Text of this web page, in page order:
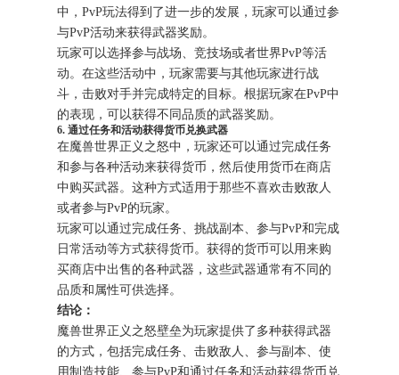
中，PvP玩法得到了进一步的发展，玩家可以通过参
与PvP活动来获得武器奖励。
玩家可以选择参与战场、竞技场或者世界PvP等活
动。在这些活动中，玩家需要与其他玩家进行战
斗，击败对手并完成特定的目标。根据玩家在PvP中
的表现，可以获得不同品质的武器奖励。
6. 通过任务和活动获得货币兑换武器
在魔兽世界正义之怒中，玩家还可以通过完成任务
和参与各种活动来获得货币，然后使用货币在商店
中购买武器。这种方式适用于那些不喜欢击败敌人
或者参与PvP的玩家。
玩家可以通过完成任务、挑战副本、参与PvP和完成
日常活动等方式获得货币。获得的货币可以用来购
买商店中出售的各种武器，这些武器通常有不同的
品质和属性可供选择。
结论：
魔兽世界正义之怒壁垒为玩家提供了多种获得武器
的方式，包括完成任务、击败敌人、参与副本、使
用制造技能、参与PvP和通过任务和活动获得货币兑